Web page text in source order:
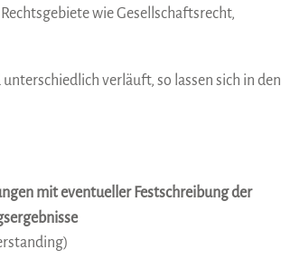
wie Gesellschaftsrecht,
verläuft, so lassen sich in den
mit eventueller Festschreibung der